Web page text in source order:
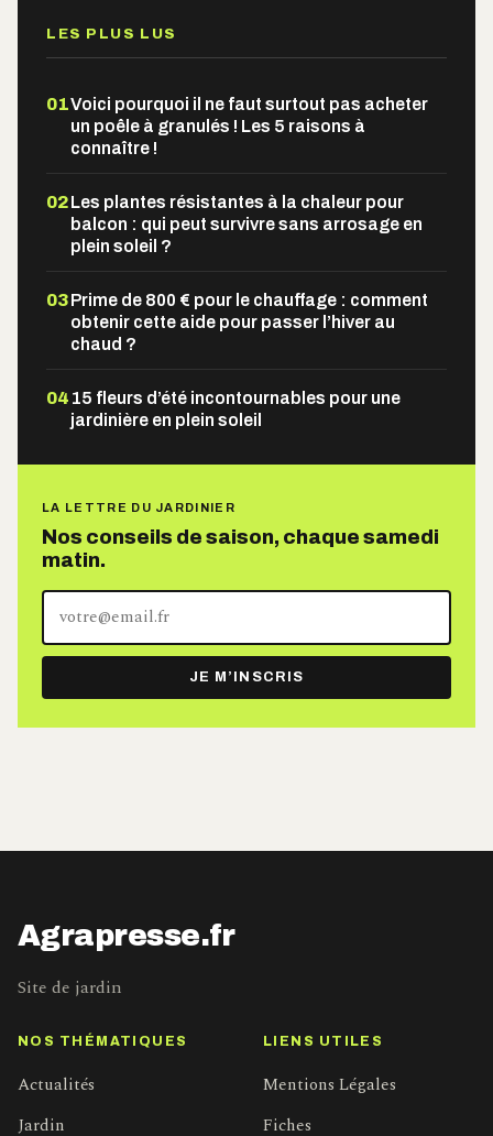
LES PLUS LUS
01Voici pourquoi il ne faut surtout pas acheter
un poêle à granulés ! Les 5 raisons à
connaître !
02Les plantes résistantes à la chaleur pour
balcon : qui peut survivre sans arrosage en
plein soleil ?
03Prime de 800 € pour le chauffage : comment
obtenir cette aide pour passer l’hiver au
chaud ?
04 15 fleurs d’été incontournables pour une
jardinière en plein soleil
LA LETTRE DU JARDINIER
Nos conseils de saison, chaque samedi
matin.
Votre
adresse
e-
mail
JE M’INSCRIS
Agrapresse.fr
Site de jardin
NOS THÉMATIQUES
Actualités
Jardin
LIENS UTILES
Mentions Légales
Fiches